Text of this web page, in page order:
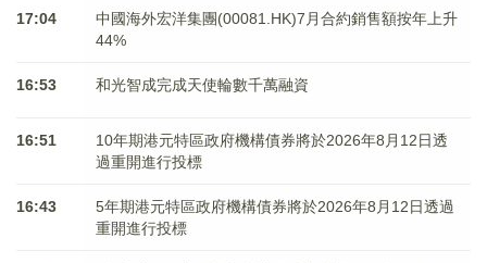
17:04
中國海外宏洋集團(00081.HK)7月合約銷售額按年上升
44%
16:53 和光智成完成天使輪數千萬融資
16:51
10年期港元特區政府機構債券將於2026年8月12日透
過重開進行投標
16:43
5年期港元特區政府機構債券將於2026年8月12日透過
重開進行投標